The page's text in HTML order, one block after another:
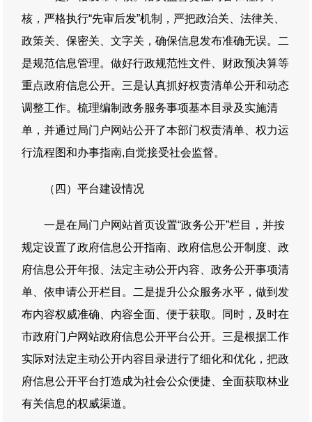
核，严格执行“先审后发”机制，严把政治关、法律关、
政策关、保密关、文字关，确保信息发布准确无误。二
是规范信息管理。做好行政规范性文件、财政预决算等
重点政府信息公开。三是认真抓好权责清单公开和动态
调整工作。梳理编制政务服务事项基本目录及实施清
单，并通过局门户网站公开了本部门权责清单、权力运
行流程图和办事指南,自觉接受社会监督。
（四）平台建设情况
一是在局门户网站首页设置“政务公开”栏目，并按
规定设置了政府信息公开指南、政府信息公开制度、政
府信息公开年报、法定主动公开内容、政务公开事项清
单、依申请公开栏目。二是提升公众服务水平，做到发
布内容权威准确、内容全面、便于获取。同时，及时在
市政府门户网站政府信息公开平台公开。三是根据工作
实际对法定主动公开内容目录进行了细化和优化，把政
府信息公开平台打造成为社会公众便捷、全面获取林业
有关信息的权威渠道。